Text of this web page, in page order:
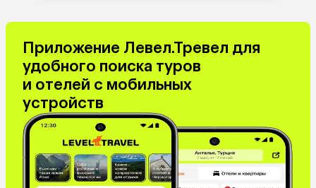
Приложение Левел.Тревел для
удобного поиска туров
и отелей с мобильных
устройств